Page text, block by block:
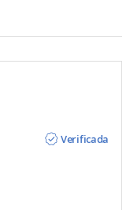
Verificada